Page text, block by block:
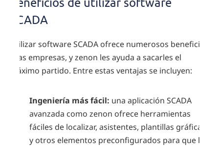
software
SCADA
Utilizar software SCADA ofrece numerosos beneficios
a las empresas, y zenon les ayuda a sacarles el
máximo partido. Entre estas ventajas se incluyen:
Ingeniería más fácil: una aplicación SCADA
avanzada como zenon ofrece herramientas
fáciles de localizar, asistentes, plantillas gráficas
y otros elementos preconfigurados para que los